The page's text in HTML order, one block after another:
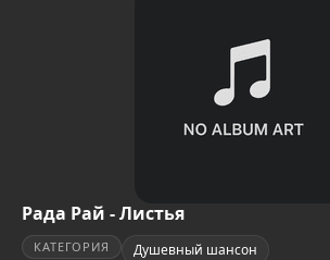
Рада Рай - Листья
КАТЕГОРИЯ Душевный шансон